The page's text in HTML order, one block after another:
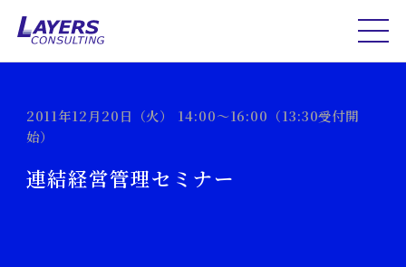
2011年12月20日（火） 14:00～16:00（13:30受付開
始）
連結経営管理セミナー